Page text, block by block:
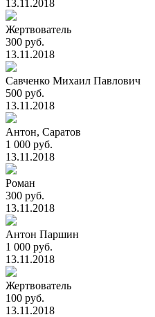
13.11.2018
Жертвователь
300 руб.
13.11.2018
Савченко Михаил Павлович
500 руб.
13.11.2018
Антон, Саратов
1 000 руб.
13.11.2018
Роман
300 руб.
13.11.2018
Антон Паршин
1 000 руб.
13.11.2018
Жертвователь
100 руб.
13.11.2018